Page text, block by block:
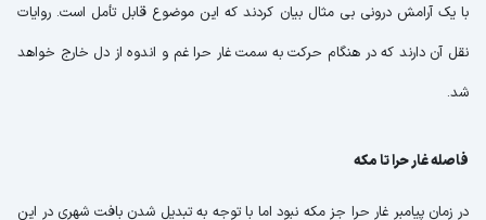
با یک آرامش درونی بی مثال بیان کردند که این موضوع قابل تأمل است. روایات
نقل آن دارند که در هنگام حرکت به سمت غار حرا غم و اندوه از دل خارج خواهد
شد.
فاصله غار حرا تا مکه
در زمان پیامبر غار حرا جز مکه نبود اما با توجه به تبدیل شدن بافت شهری در این